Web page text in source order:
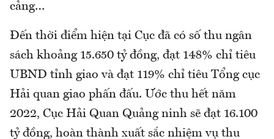
cảng…
Đến thời điểm hiện tại Cục đã có số thu ngân
sách khoảng 15.650 tỷ đồng, đạt 148% chỉ tiêu
UBND tỉnh giao và đạt 119% chỉ tiêu Tổng cục
Hải quan giao phấn đấu. Ước thu hết năm
2022, Cục Hải Quan Quảng ninh sẽ đạt 16.100
tỷ đồng, hoàn thành xuất sắc nhiệm vụ thu